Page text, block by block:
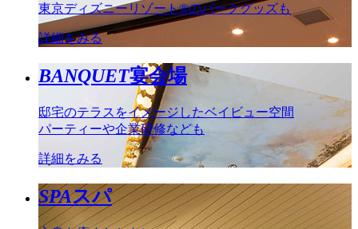
東京ディズニーリゾート®のパークグッズも
詳細をみる
BANQUET宴会場
邸宅のテラスをイメージしたベイビュー空間
パーティーや企業研修なども
詳細をみる
SPAスパ